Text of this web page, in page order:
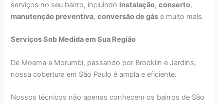
serviços no seu bairro, incluindo instalação,conserto,
manutenção preventiva,conversão de gás e muito mais.
Serviços Sob Medida em Sua Região
De Moema a Morumbi, passando por Brooklin e Jardins,
nossa cobertura em São Paulo é ampla e eficiente.
Nossos técnicos não apenas conhecem os bairros de São